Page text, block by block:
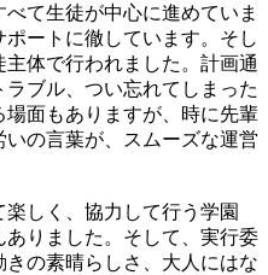
て生徒が中心に進めていま
ートに徹しています。そし
体で行われました。計画通
ブル、つい忘れてしまった
面もありますが、時に先輩
の言葉が、スムーズな運営
しく、協力して行う学園
りました。そして、実行委
の素晴らしさ、大人にはな